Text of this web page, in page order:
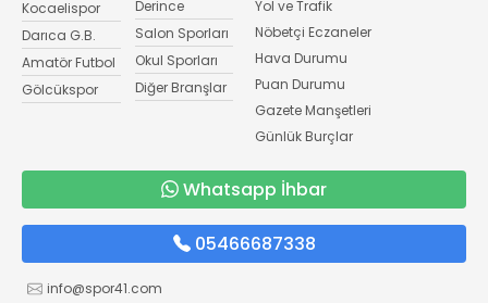
Kocaelispor
Darıca G.B.
Amatör Futbol
Gölcükspor
Derince
Salon Sporları
Okul Sporları
Diğer Branşlar
Yol ve Trafik
Nöbetçi Eczaneler
Hava Durumu
Puan Durumu
Gazete Manşetleri
Günlük Burçlar
Whatsapp İhbar
05466687338
info@spor41.com